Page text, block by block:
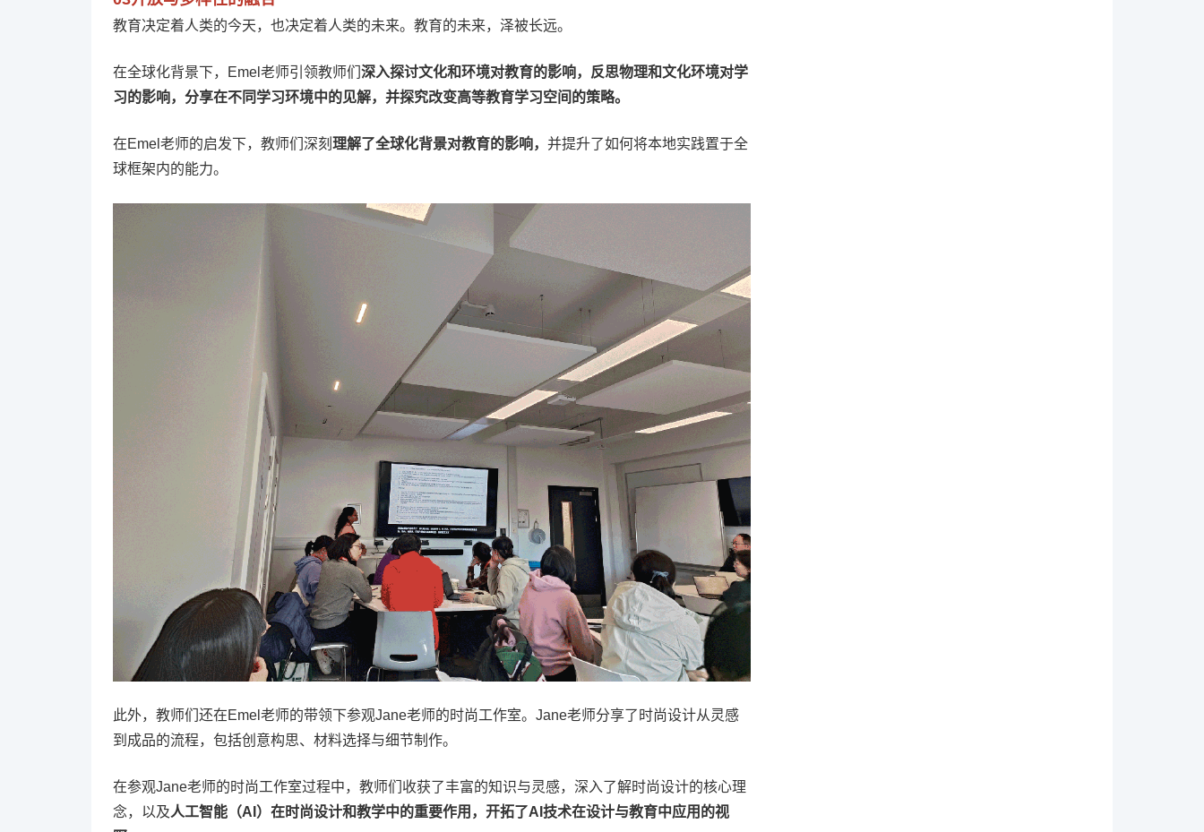
教育决定着人类的今天，也决定着人类的未来。教育的未来，泽被长远。
在全球化背景下，Emel老师引领教师们 深入探讨文化和环境对教育的影响，反思物理和文化环境对学
习的影响，分享在不同学习环境中的见解，并探究改变高等教育学习空间的策略。
在Emel老师的启发下，教师们深刻 理解了全球化背景对教育的影响， 并提升了如何将本地实践置于全
球框架内的能力。
此外，教师们还在Emel老师的带领下参观Jane老师的时尚工作室。Jane老师分享了时尚设计从灵感
到成品的流程，包括创意构思、材料选择与细节制作。
在参观Jane老师的时尚工作室过程中，教师们收获了丰富的知识与灵感，深入了解时尚设计的核心理
念，以及人工智能（AI）在时尚设计和教学中的重要作用，开拓了AI技术在设计与教育中应用的视